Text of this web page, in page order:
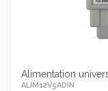
Alimentation
ALIM12V5ADIN